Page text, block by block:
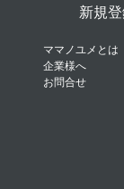
新規
ママノユメとは
企業様へ
お問合せ